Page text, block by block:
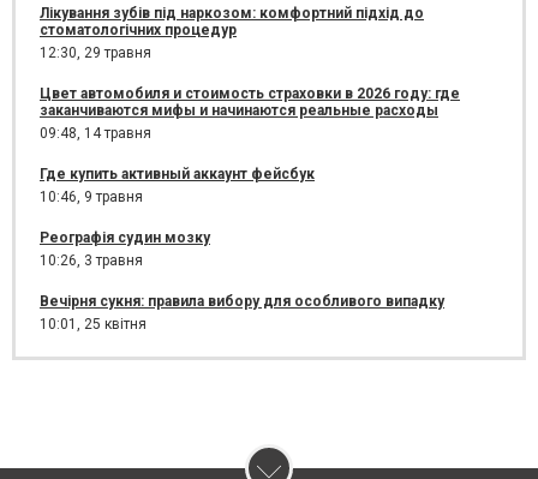
Лікування зубів під наркозом: комфортний підхід до
стоматологічних процедур
12:30, 29 травня
Цвет автомобиля и стоимость страховки в 2026 году: где
заканчиваются мифы и начинаются реальные расходы
09:48, 14 травня
Где купить активный аккаунт фейсбук
10:46, 9 травня
Реографія судин мозку
10:26, 3 травня
Вечірня сукня: правила вибору для особливого випадку
10:01, 25 квітня